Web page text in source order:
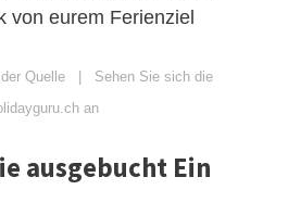
von eurem Ferienziel
Quelle | Sehen Sie sich die
an
ausgebucht Ein